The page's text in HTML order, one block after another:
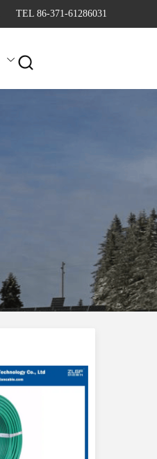
TEL 86-371-61286031
